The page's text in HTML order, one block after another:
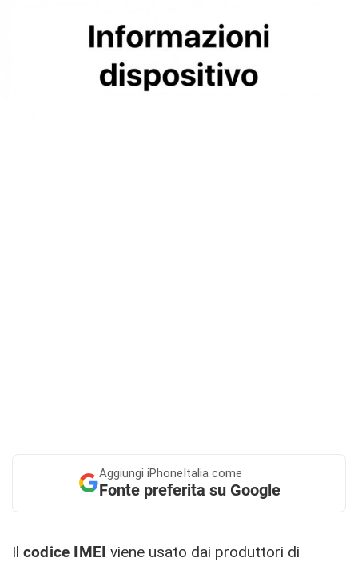
Aggiungi iPhoneItalia come
Fonte preferita su Google
Il codice IMEI viene usato dai produttori di